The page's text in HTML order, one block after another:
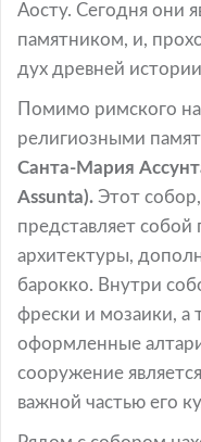
Аосту. Сегодня они
памятником, и,
дух древней
Помимо римского
религиозными
Санта-Мария
Assunta). Этот
представляет
архитектуры,
барокко. Внутри
фрески и мозаики, а
оформленные
сооружение
важной частью его